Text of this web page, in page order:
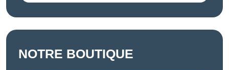
NOTRE BOUTIQUE